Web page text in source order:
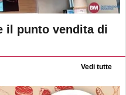
il punto vendita di
Vedi tutte